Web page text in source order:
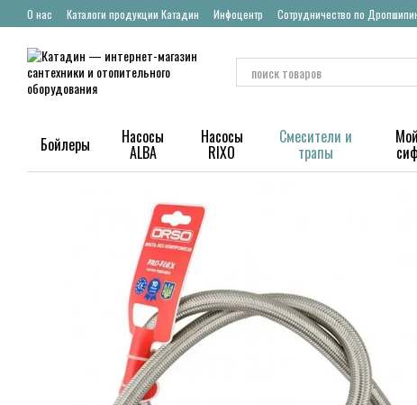
Перейти к основному контенту
О нас Каталоги продукции Катадин Инфоцентр Сотрудничество по
Бойлеры Насосы
ALBA
Насосы
RIXO
Смесители и
трапы